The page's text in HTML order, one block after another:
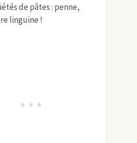
de pâtes : penne,
linguine !